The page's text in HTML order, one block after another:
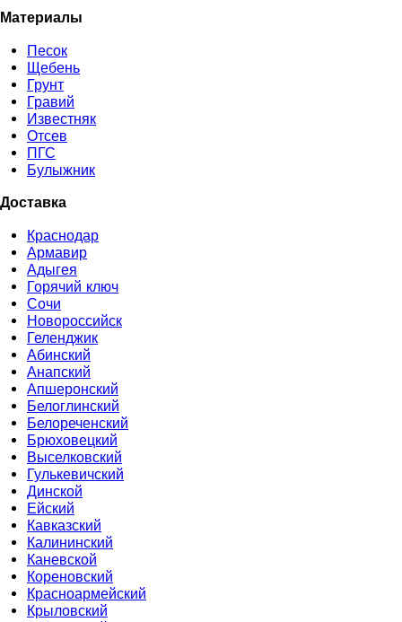
Материалы
Песок
Щебень
Грунт
Гравий
Известняк
Отсев
ПГС
Булыжник
Доставка
Краснодар
Армавир
Адыгея
Горячий ключ
Сочи
Новороссийск
Геленджик
Абинский
Анапский
Апшеронский
Белоглинский
Белореченский
Брюховецкий
Выселковский
Гулькевичский
Динской
Ейский
Кавказский
Калининский
Каневской
Кореновский
Красноармейский
Крыловский